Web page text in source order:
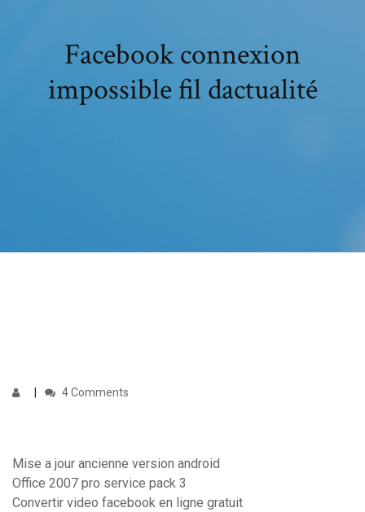
Facebook connexion
impossible fil dactualité
4 Comments
Mise a jour ancienne version android
Office 2007 pro service pack 3
Convertir video facebook en ligne gratuit